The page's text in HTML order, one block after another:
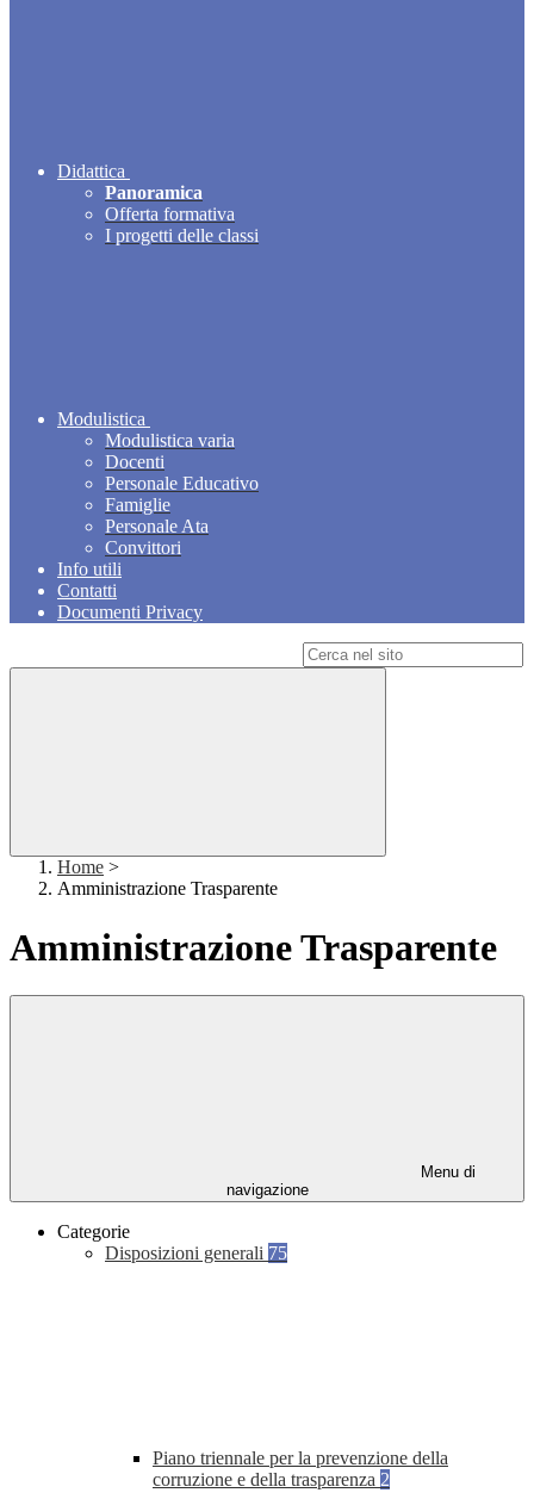
Didattica
Panoramica
Offerta formativa
I progetti delle classi
Modulistica
Modulistica varia
Docenti
Personale Educativo
Famiglie
Personale Ata
Convittori
Info utili
Contatti
Documenti Privacy
Home >
Amministrazione Trasparente
Amministrazione Trasparente
Menu di
navigazione
Categorie
Disposizioni generali 75
Piano triennale per la prevenzione della
corruzione e della trasparenza 2